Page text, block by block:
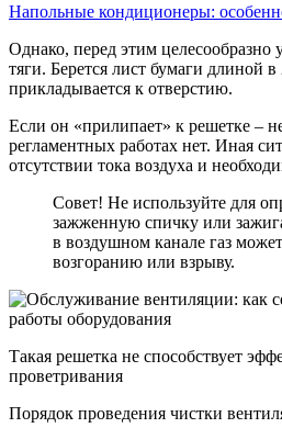
Напольные кондиционеры:
Однако, перед этим целесообразно
тяги. Берется лист бумаги длиной
прикладывается к отверстию.
Если он «прилипает» к решетке –
регламентных работах нет. Иная
отсутствии тока воздуха и
Совет! Не используйте для
зажженную спичку или
в воздушном канале газ
возгоранию или взрыву.
Такая решетка не способствует
проветривания
Порядок проведения чистки